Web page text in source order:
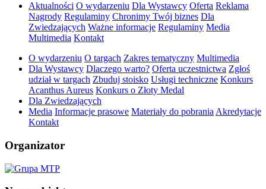
Aktualności O wydarzeniu Dla Wystawcy Oferta Reklama
Nagrody Regulaminy Chronimy Twój biznes Dla
Zwiedzających Ważne informacje Regulaminy Media
Multimedia Kontakt
O wydarzeniu O targach Zakres tematyczny Multimedia
Dla Wystawcy Dlaczego warto? Oferta uczestnictwa Zgłoś
udział w targach Zbuduj stoisko Usługi techniczne Konkurs
Acanthus Aureus Konkurs o Złoty Medal
Dla Zwiedzających
Media Informacje prasowe Materiały do pobrania Akredytacje
Kontakt
Organizator